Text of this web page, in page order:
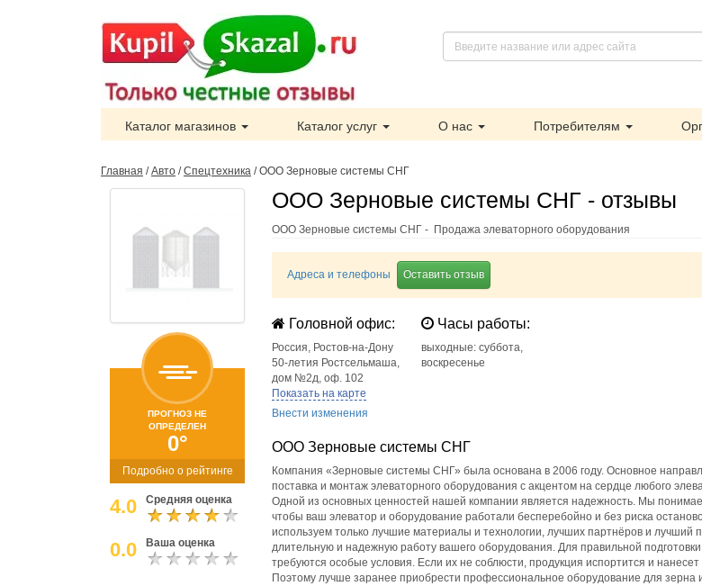
Каталог магазинов Каталог услуг О нас Потребителям
Главная /Авто /Спецтехника /ООО Зерновые системы СНГ
ПРОГНОЗ НЕ
ОПРЕДЕЛЕН
0°
Подробно о рейтинге
4.0 Средняя оценка
0.0 Ваша оценка
ООО Зерновые системы СНГ - отзывы
ООО Зерновые системы СНГ - Продажа элеваторного оборудования
Адреса и телефоны Оставить отзыв
Головной офис:
Россия, Ростов-на-Дону
50-летия Ростсельмаша,
дом №2д, оф. 102
Показать на карте
Внести изменения
Часы работы:
выходные: суббота,
воскресенье
ООО Зерновые системы СНГ
Компания «Зерновые системы СНГ» была основана в 2006 году. Основное
поставка и монтаж элеваторного оборудования с акцентом на сердце любого
Одной из основных ценностей нашей компании является надежность. Мы
чтобы ваш элеватор и оборудование работали бесперебойно и без риска
используем только лучшие материалы и технологии, лучших партнёров и лучший
длительную и надежную работу вашего оборудования. Для правильной
требуются особые условия. Если их не соблюсти, продукция испортится и
Поэтому лучше заранее приобрести профессиональное оборудование для зерна